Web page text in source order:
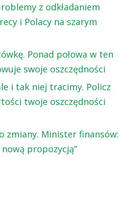
z odkładaniem
i Polacy na szarym
Ponad połowa w ten
swoje oszczędności
i tak niej tracimy. Policz
twoje oszczędności
zmiany. Minister finansów:
propozycją”